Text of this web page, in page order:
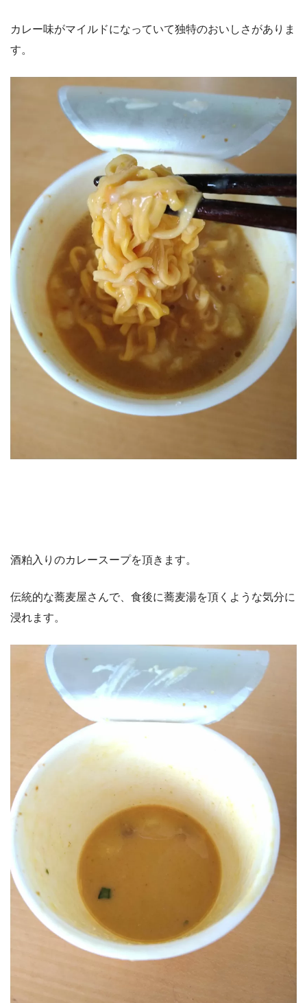
カレー味がマイルドになっていて独特のおいしさがありま
す。
酒粕入りのカレースープを頂きます。
伝統的な蕎麦屋さんで、食後に蕎麦湯を頂くような気分に
浸れます。